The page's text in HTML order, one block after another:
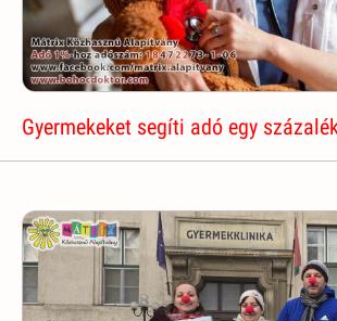
Gyermekeket segíti adó egy